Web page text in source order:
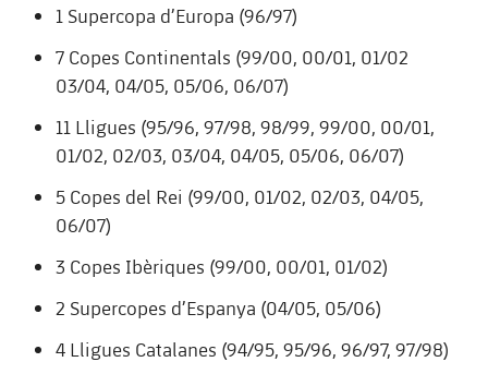
Palmarès
Jugadors
Fotos
Palmarès
Història
Classificació
Cadet
Aleví
PLUSICON
MÉS
Primer equip
plusicon
més
Calendari
Entrades
Resultats
Barça Atlètic
plusicon
més
Calendari
Resultats
Jugadors
plusicon
més
Actualitat
Junior
Campus Estiu
PLUSICON
MÉS
Informació general
plusicon
més
1 Supercopa d’Europa (96/97)
7 Copes Continentals (99/00, 00/01, 01/02
03/04, 04/05, 05/06, 06/07)
11 Lligues (95/96, 97/98, 98/99, 99/00, 00/01,
01/02, 02/03, 03/04, 04/05, 05/06, 06/07)
5 Copes del Rei (99/00, 01/02, 02/03, 04/05,
06/07)
3 Copes Ibèriques (99/00, 00/01, 01/02)
2 Supercopes d’Espanya (04/05, 05/06)
4 Lligues Catalanes (94/95, 95/96, 96/97, 97/98)